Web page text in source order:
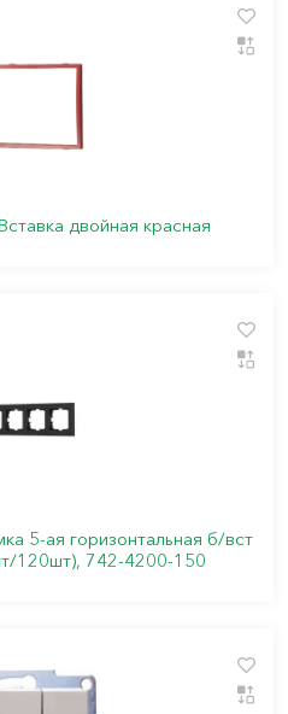
двойная красная
5-ая горизонтальная б/вст
120шт), 742-4200-150